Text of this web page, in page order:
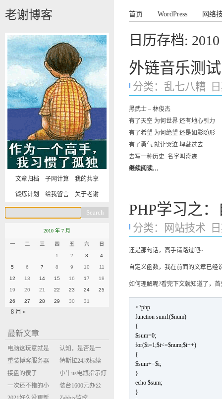
老谢博客 首页 WordPress 网络
日历存档:
外链音乐测
分类： 乱七八糟
黑武士 – 林俊杰
有了天空 为何世界 还有地心引力
有了希望 为何绝望 还是如影随形
有了勇气 就让哭泣 埋藏过去
去写一种历史 名字叫奇迹
继续阅读…
PHP学习之
分类： 网站技术
还是那句话，高手请路过吧~
自定义函数，我在前面的文章已经
如何理解呢?看完下文就知道了，
<?php
function sum1($num)
{
$sum=0;
for($i=1;$i<=$num;$i++)
{
$sum+=$i;
}
echo $sum;
}
文章归档 子网计算 我的共享
锻炼计划 给我留言 关于老谢
2010 年 7 月
一 二 三 四 五 六 日
1 2 3 4
5 6 7 8 9 10 11
12 13 14 15 16 17 18
19 20 21 22 23 24 25
26 27 28 29 30 31
8 月 »
最新文章
电脑这玩意就是
缝缝补补的事
认知，是否是一
座大山？当架构
决策变成配置清
单比价
重装博客服务器
环境
特斯拉24款标续
Model Y 2万公里
使用体验
接盘的傻子
小牛us电瓶指示灯
闪三次不上电
一次还不错的小
装台1600元办公